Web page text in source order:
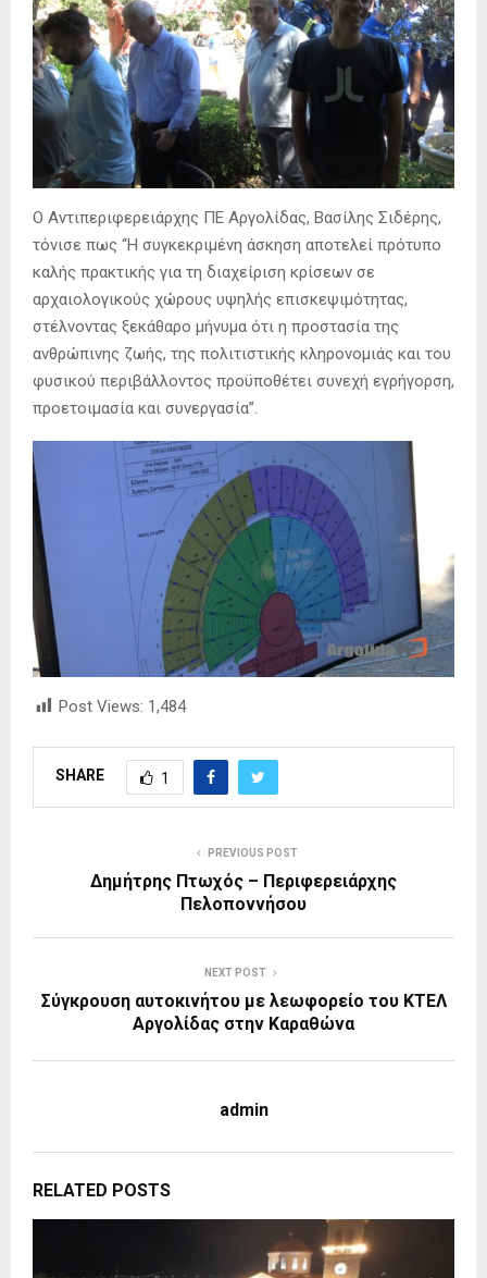
Ο Αντιπεριφερειάρχης ΠΕ Αργολίδας, Βασίλης Σιδέρης,
τόνισε πως “Η συγκεκριμένη άσκηση αποτελεί πρότυπο
καλής πρακτικής για τη διαχείριση κρίσεων σε
αρχαιολογικούς χώρους υψηλής επισκεψιμότητας,
στέλνοντας ξεκάθαρο μήνυμα ότι η προστασία της
ανθρώπινης ζωής, της πολιτιστικής κληρονομιάς και του
φυσικού περιβάλλοντος προϋποθέτει συνεχή εγρήγορση,
προετοιμασία και συνεργασία”.
Post Views: 1,484
SHARE 1
PREVIOUS POST
Δημήτρης Πτωχός – Περιφερειάρχης
Πελοποννήσου
NEXT POST
Σύγκρουση αυτοκινήτου με λεωφορείο του ΚΤΕΛ
Αργολίδας στην Καραθώνα
admin
RELATED POSTS